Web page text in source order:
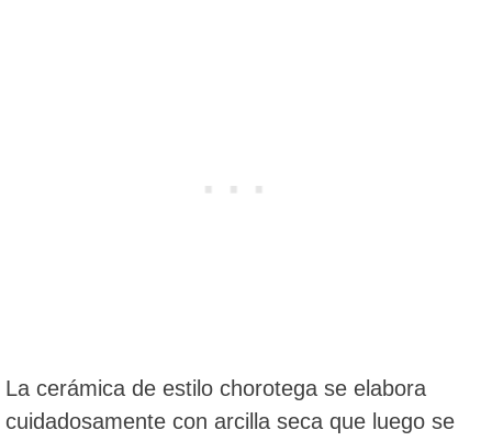
La cerámica de estilo chorotega se elabora
cuidadosamente con arcilla seca que luego se